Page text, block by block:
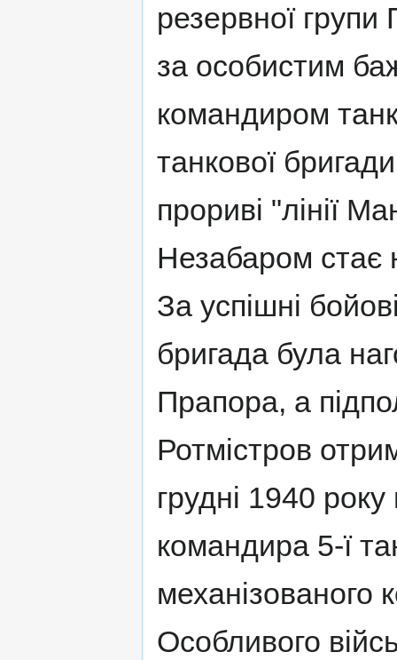
резервної групи
за особистим
командиром
танкової
прориві "лінії
Незабаром стає
За успішні
бригада була
Прапора, а
Ротмістров
грудні 1940
командира 5-ї
механізованого
Особливого